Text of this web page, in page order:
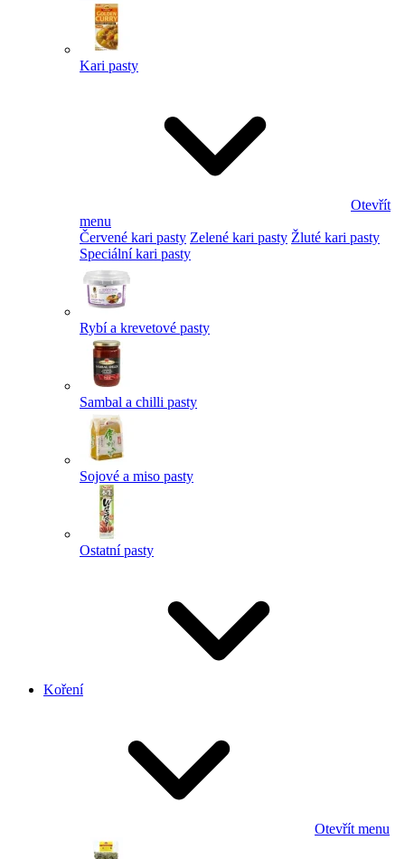
Kari pasty
Otevřít
menu
Červené kari pasty Zelené kari pasty Žluté kari pasty
Speciální kari pasty
Rybí a krevetové pasty
Sambal a chilli pasty
Sojové a miso pasty
Ostatní pasty
Koření
Otevřít menu